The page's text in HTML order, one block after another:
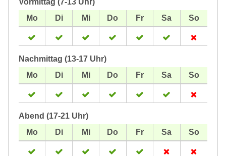
Nachmittag (13-17 Uhr)
Abend (17-21 Uhr)